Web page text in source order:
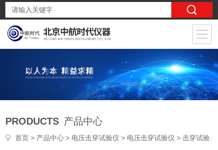
PRODUCTS 产品中心
首页 > 产品中心 > 电压击穿试验仪 > 电压击穿试验仪 > 击穿试验仪击穿电压试验仪